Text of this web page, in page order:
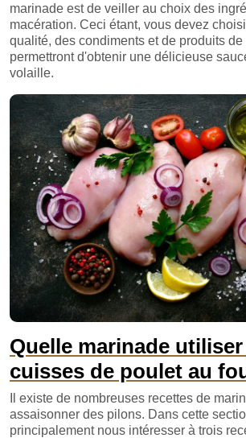
marinade est de veiller au choix des
macération. Ceci étant, vous devez
qualité, des condiments et de produits
permettront d'obtenir une délicieuse
volaille.
Quelle marinade
cuisses de poulet au
Il existe de nombreuses recettes de
assaisonner des pilons. Dans cette
principalement nous intéresser à trois